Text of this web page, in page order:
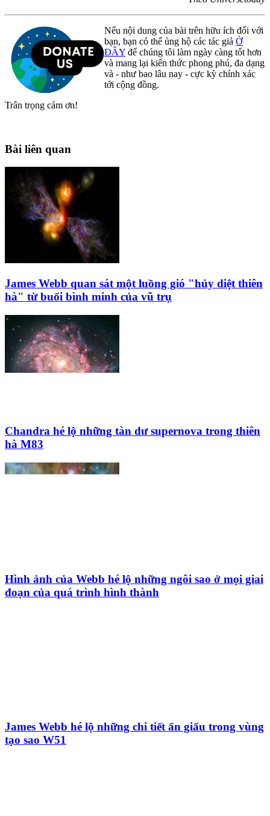
Nếu nội dung của bài trên hữu ích đối với
bạn, bạn có thể ủng hộ các tác giả Ở
ĐÂY để chúng tôi làm ngày càng tốt hơn
và mang lại kiến thức phong phú, đa dạng
và - như bao lâu nay - cực kỳ chính xác
tới cộng đồng.
Trân trọng cám ơn!
Bài liên quan
James Webb quan sát một luồng gió "hủy diệt thiên
hà" từ buổi bình minh của vũ trụ
Chandra hé lộ những tàn dư supernova trong thiên
hà M83
Hình ảnh của Webb hé lộ những ngôi sao ở mọi giai
đoạn của quá trình hình thành
James Webb hé lộ những chi tiết ẩn giấu trong vùng
tạo sao W51